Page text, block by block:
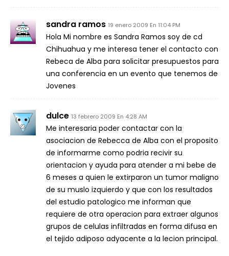
sandra ramos 19 enero 2009 En 11:04 PM
Hola Mi nombre es Sandra Ramos soy de cd
Chihuahua y me interesa tener el contacto con
Rebeca de Alba para solicitar presupuestos para
una conferencia en un evento que tenemos de
Jovenes
dulce 13 febrero 2009 En 4:28 AM
Me interesaria poder contactar con la
asociacion de Rebecca de Alba con el proposito
de informarme como podria recivir su
orientacion y ayuda para atender a mi bebe de
6 meses a quien le extirparon un tumor maligno
de su muslo izquierdo y que con los resultados
del estudio patologico me informan que
requiere de otra operacion para extraer algunos
grupos de celulas infiltradas en forma difusa en
el tejido adiposo adyacente a la lecion principal.